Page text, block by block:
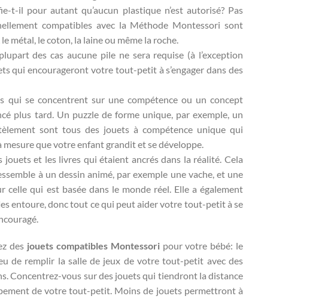
t-il pour autant qu’aucun plastique n’est autorisé? Pas
compatibles avec la Méthode Montessori sont
métal, le coton, la laine ou même la roche.
des cas aucune pile ne sera requise (à l’exception
qui encourageront votre tout-petit à s’engager dans des
qui se concentrent sur une compétence ou un concept
plus tard. Un puzzle de forme unique, par exemple, un
sont tous des jouets à compétence unique qui
que votre enfant grandit et se développe.
et les livres qui étaient ancrés dans la réalité. Cela
à un dessin animé, par exemple une vache, et une
qui est basée dans le monde réel. Elle a également
entoure, donc tout ce qui peut aider votre tout-petit à se
des jouets compatibles Montessoripour votre bébé: le
de remplir la salle de jeux de votre tout-petit avec des
Concentrez-vous sur des jouets qui tiendront la distance
de votre tout-petit. Moins de jouets permettront à